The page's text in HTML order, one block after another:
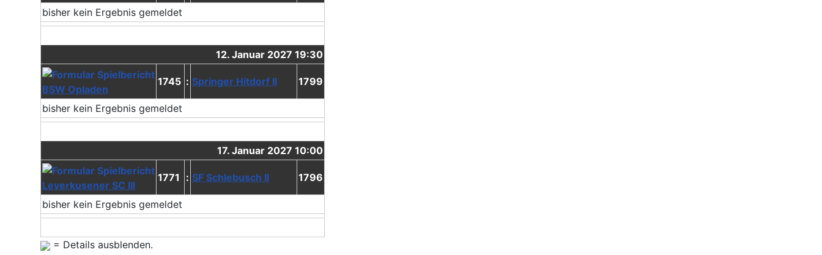
bisher kein Ergebnis gemeldet
12. Januar 2027 19:30
BSW Opladen
1745 : Springer Hitdorf II 1799
bisher kein Ergebnis gemeldet
17. Januar 2027 10:00
Leverkusener SC III
1771 : SF Schlebusch II 1796
bisher kein Ergebnis gemeldet
= Details ausblenden.